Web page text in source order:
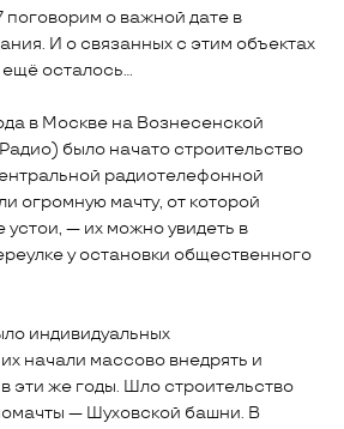
поговорим о важной дате в
И о связанных с этим объектах
осталось...
в Москве на Вознесенской
было начато строительство
радиотелефонной
огромную мачту, от которой
устои, — их можно увидеть в
у остановки общественного
индивидуальных
начали массово внедрять и
эти же годы. Шло строительство
— Шуховской башни. В